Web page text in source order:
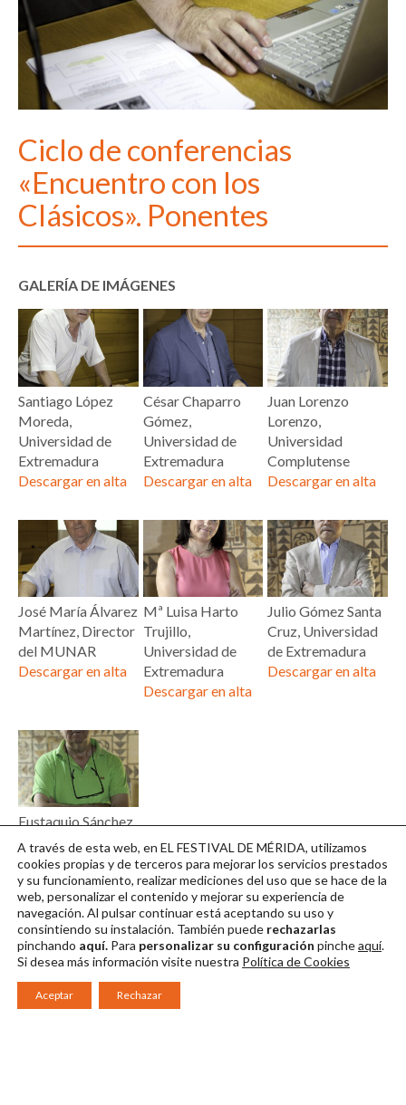
Ciclo de conferencias
«Encuentro con los
Clásicos». Ponentes
GALERÍA DE IMÁGENES
Santiago López
Moreda,
Universidad de
Extremadura
Descargar en alta
César Chaparro
Gómez,
Universidad de
Extremadura
Descargar en alta
Juan Lorenzo
Lorenzo,
Universidad
Complutense
Descargar en alta
José María Álvarez
Martínez, Director
del MUNAR
Descargar en alta
Mª Luisa Harto
Trujillo,
Universidad de
Extremadura
Descargar en alta
Julio Gómez Santa
Cruz, Universidad
de Extremadura
Descargar en alta
Eustaquio Sánchez
Salor, Universidad
de Extremadura
Descargar en alta
A través de esta web, en EL FESTIVAL DE MÉRIDA, utilizamos
cookies propias y de terceros para mejorar los servicios prestados
y su funcionamiento, realizar mediciones del uso que se hace de la
web, personalizar el contenido y mejorar su experiencia de
navegación. Al pulsar continuarestá aceptando su uso y
consintiendo su instalación. También puede rechazarlas
pinchando aquí. Para personalizar su configuración pincheaquí.
Si desea más información visite nuestra Política de Cookies
Aceptar Rechazar